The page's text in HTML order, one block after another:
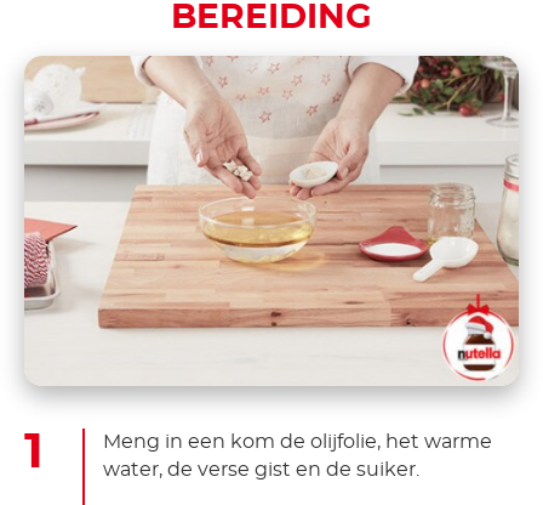
BEREIDING
Meng in een kom de olijfolie, het warme
water, de verse gist en de suiker.